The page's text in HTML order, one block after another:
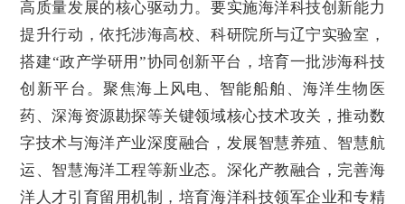
高质量发展的核心驱动力。要实施海洋科技创新能力
提升行动，依托涉海高校、科研院所与辽宁实验室，
搭建“政产学研用”协同创新平台，培育一批涉海科技
创新平台。聚焦海上风电、智能船舶、海洋生物医
药、深海资源勘探等关键领域核心技术攻关，推动数
字技术与海洋产业深度融合，发展智慧养殖、智慧航
运、智慧海洋工程等新业态。深化产教融合，完善海
洋人才引育留用机制，培育海洋科技领军企业和专精